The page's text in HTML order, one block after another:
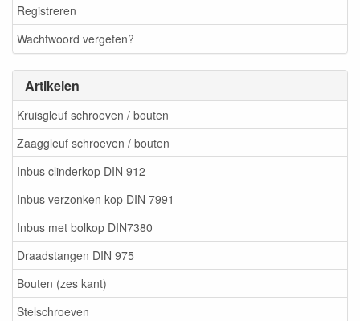
Registreren
Wachtwoord vergeten?
Artikelen
Kruisgleuf schroeven / bouten
Zaaggleuf schroeven / bouten
Inbus clinderkop DIN 912
Inbus verzonken kop DIN 7991
Inbus met bolkop DIN7380
Draadstangen DIN 975
Bouten (zes kant)
Stelschroeven